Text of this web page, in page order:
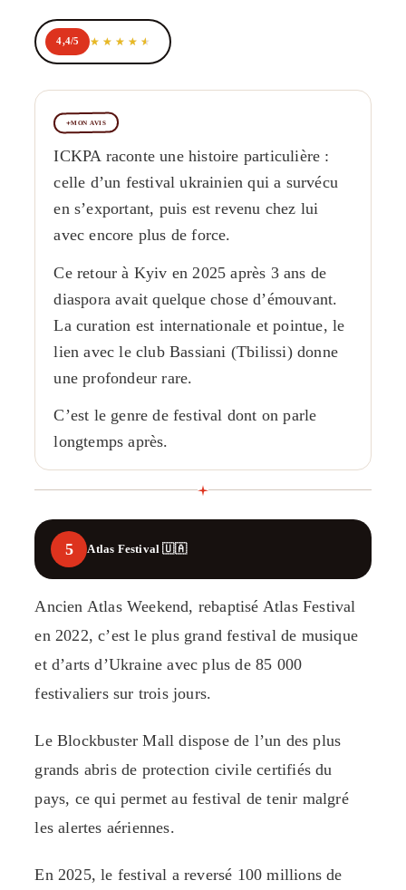
4,4/5
MON AVIS
ICKPA raconte une histoire particulière :
celle d’un festival ukrainien qui a survécu
en s’exportant, puis est revenu chez lui
avec encore plus de force.
Ce retour à Kyiv en 2025 après 3 ans de
diaspora avait quelque chose d’émouvant.
La curation est internationale et pointue, le
lien avec le club Bassiani (Tbilissi) donne
une profondeur rare.
C’est le genre de festival dont on parle
longtemps après.
5 Atlas Festival 🇺🇦
Ancien Atlas Weekend, rebaptisé Atlas Festival
en 2022, c’est le plus grand festival de musique
et d’arts d’Ukraine avec plus de 85 000
festivaliers sur trois jours.
Le Blockbuster Mall dispose de l’un des plus
grands abris de protection civile certifiés du
pays, ce qui permet au festival de tenir malgré
les alertes aériennes.
En 2025, le festival a reversé 100 millions de